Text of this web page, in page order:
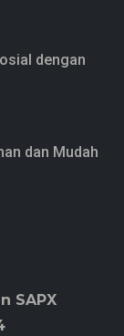
dengan
dan Mudah
SAPX